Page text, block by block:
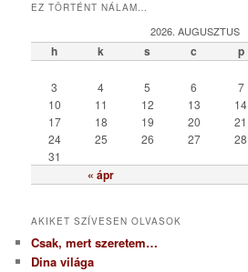
e
r
EZ TÖRTÉNT NÁLAM…
2026. AUGUSZTUS
h k s c p
« ápr
3
4 5 6 7
10
11 12 13 14
17
18 19 20 21
24
25 26 27 28
31
AKIKET SZÍVESEN OLVASOK
Csak, mert szeretem…
Dina világa